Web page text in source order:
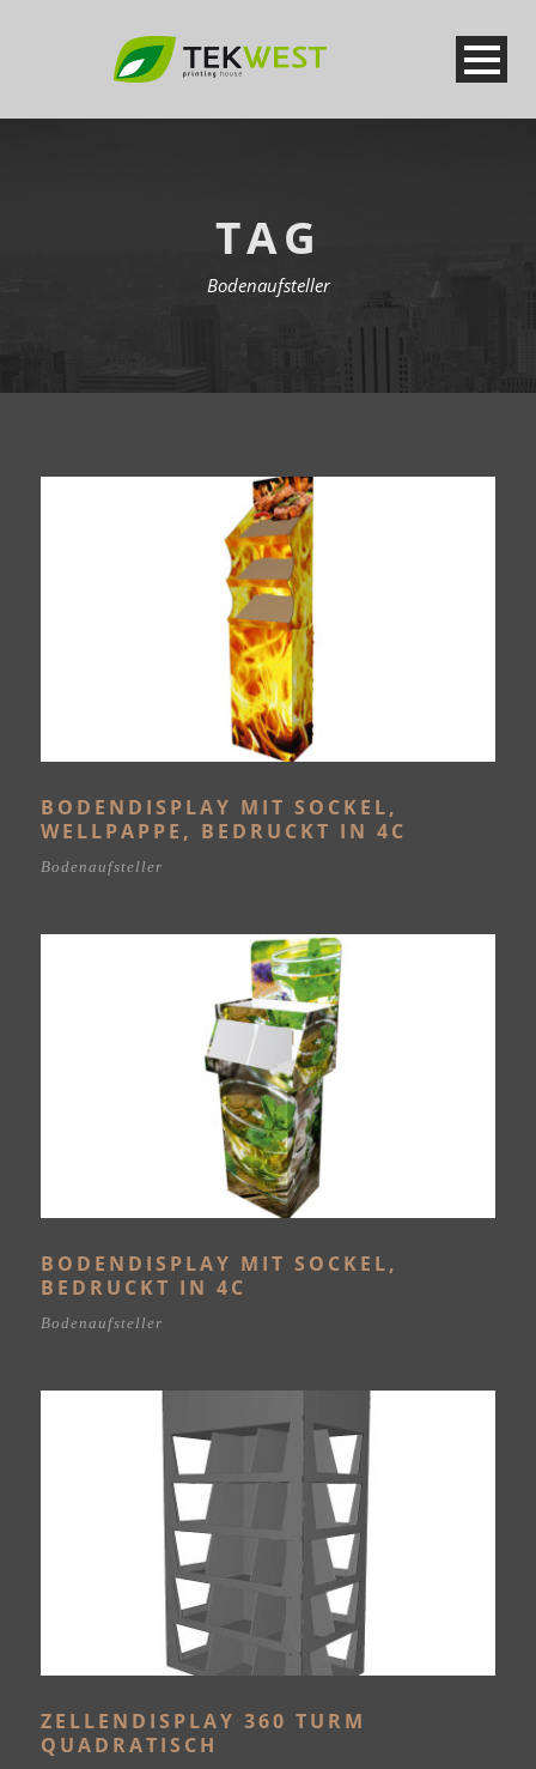
TAG
Bodenaufsteller
BODENDISPLAY MIT SOCKEL,
WELLPAPPE, BEDRUCKT IN 4C
Bodenaufsteller
BODENDISPLAY MIT SOCKEL,
BEDRUCKT IN 4C
Bodenaufsteller
ZELLENDISPLAY 360 TURM
QUADRATISCH